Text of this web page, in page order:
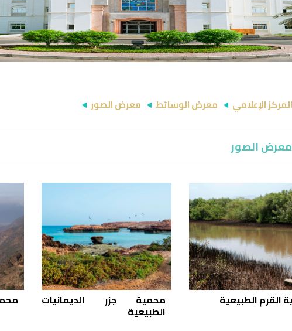
المركز الإعلامي معرض الوسائط معرض الصور
معرض الصور
القرم الطبيعية محمية جزر الديمانيات
الطبيعية